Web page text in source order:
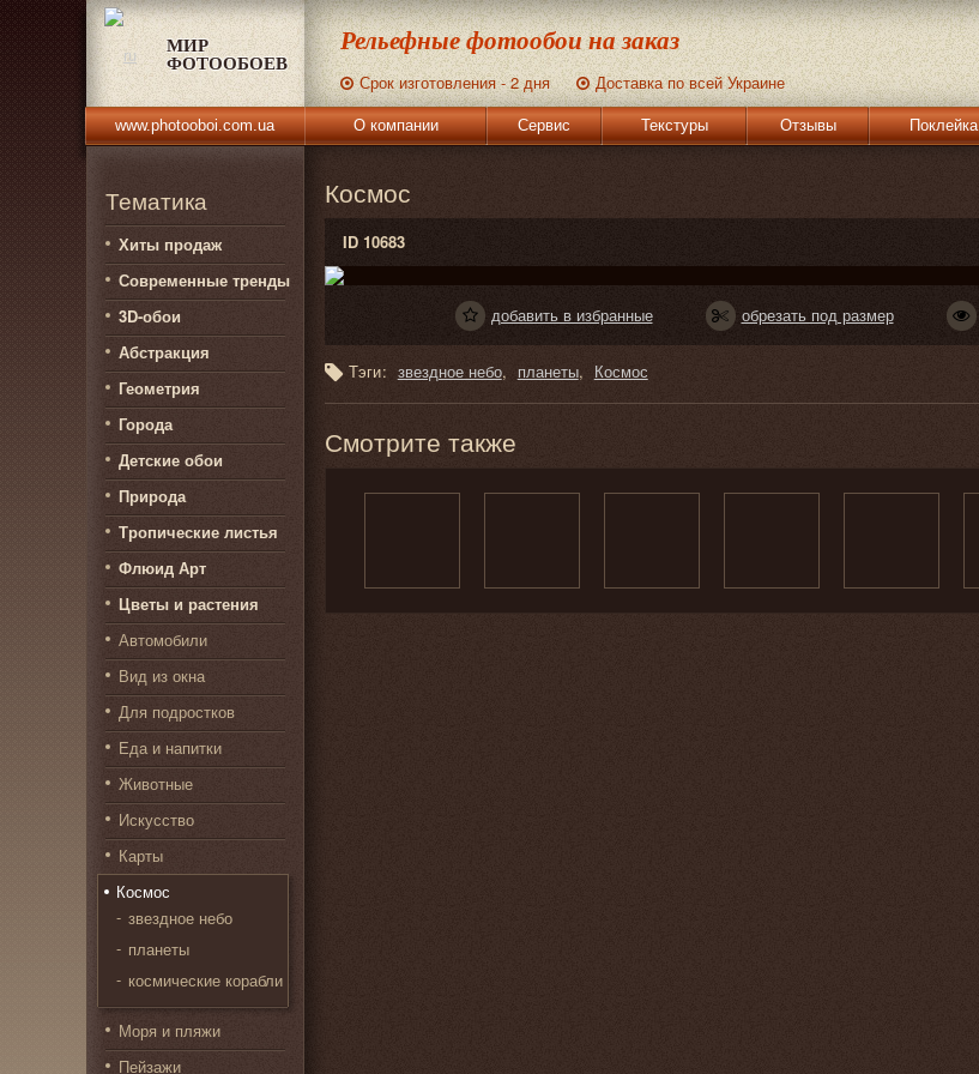
МИР
ФОТООБОЕВ
Рельефные фотообои на заказ
Срок изготовления - 2 дня Доставка по всей Украине
www.photooboi.com.ua О компании Сервис Текстуры Отзывы Поклейка
Тематика
Хиты продаж
Современные тренды
3D-обои
Абстракция
Геометрия
Города
Детские обои
Природа
Тропические листья
Флюид Арт
Цветы и растения
Автомобили
Вид из окна
Для подростков
Еда и напитки
Животные
Искусство
Карты
Космос
звездное небо
планеты
космические корабли
Моря и пляжи
Пейзажи
Космос
ID 10683
добавить в избранные обрезать под размер
Тэги: звездное небо планеты Космос
Смотрите также